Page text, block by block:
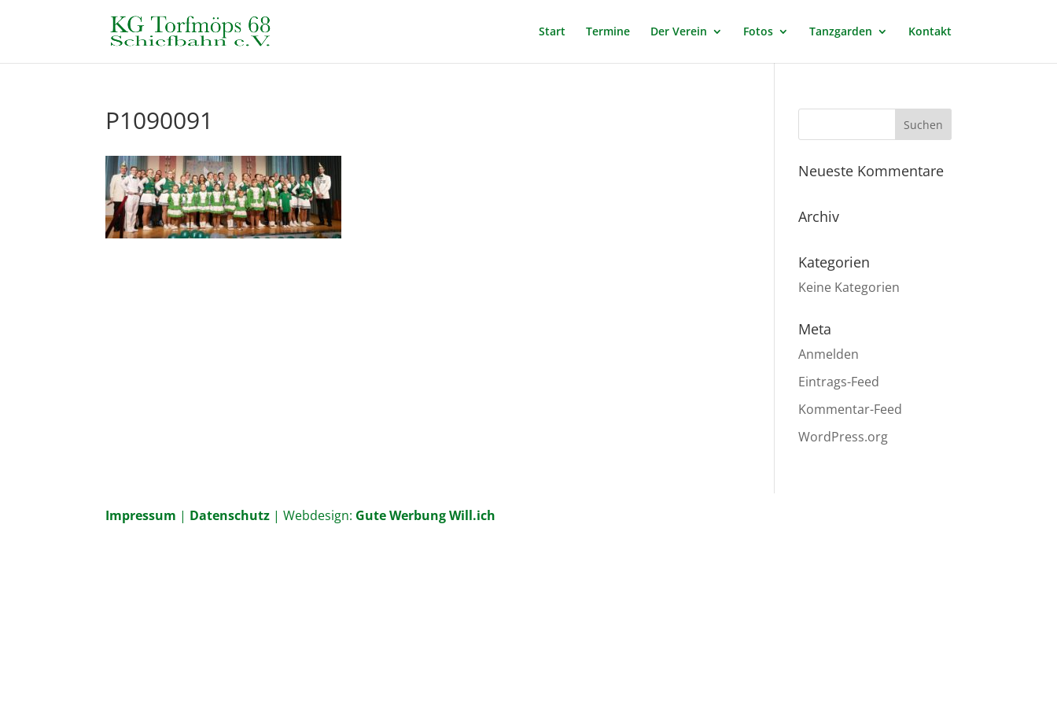
Start Termine Der Verein Fotos Tanzgarden Kontakt
P1090091
Neueste Kommentare
Archiv
Kategorien
Keine Kategorien
Meta
Anmelden
Eintrags-Feed
Kommentar-Feed
WordPress.org
Impressum | Datenschutz | Webdesign: Gute Werbung Will.ich